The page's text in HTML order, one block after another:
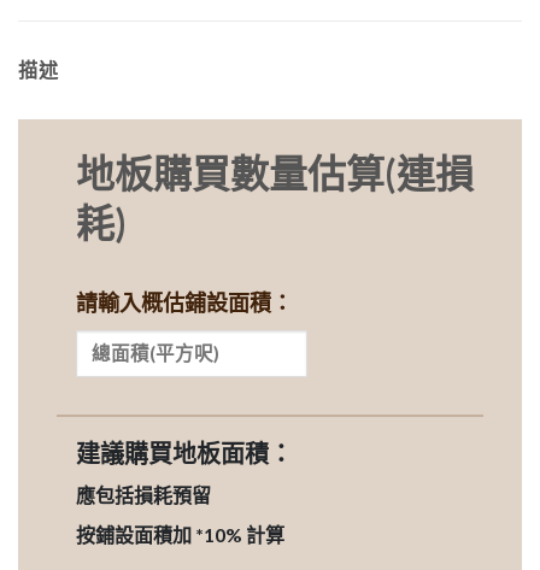
描述
地板購買數量估算(連損
耗)
請輸入概估鋪設面積：
建議購買地板面積：
應包括損耗預留
按鋪設面積加 *10% 計算